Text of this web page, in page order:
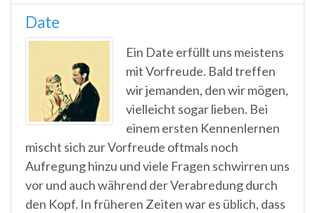
Date
Ein Date erfüllt uns meistens
mit Vorfreude. Bald treffen
wir jemanden, den wir mögen,
vielleicht sogar lieben. Bei
einem ersten Kennenlernen
mischt sich zur Vorfreude oftmals noch
Aufregung hinzu und viele Fragen schwirren uns
vor und auch während der Verabredung durch
den Kopf. In früheren Zeiten war es üblich, dass